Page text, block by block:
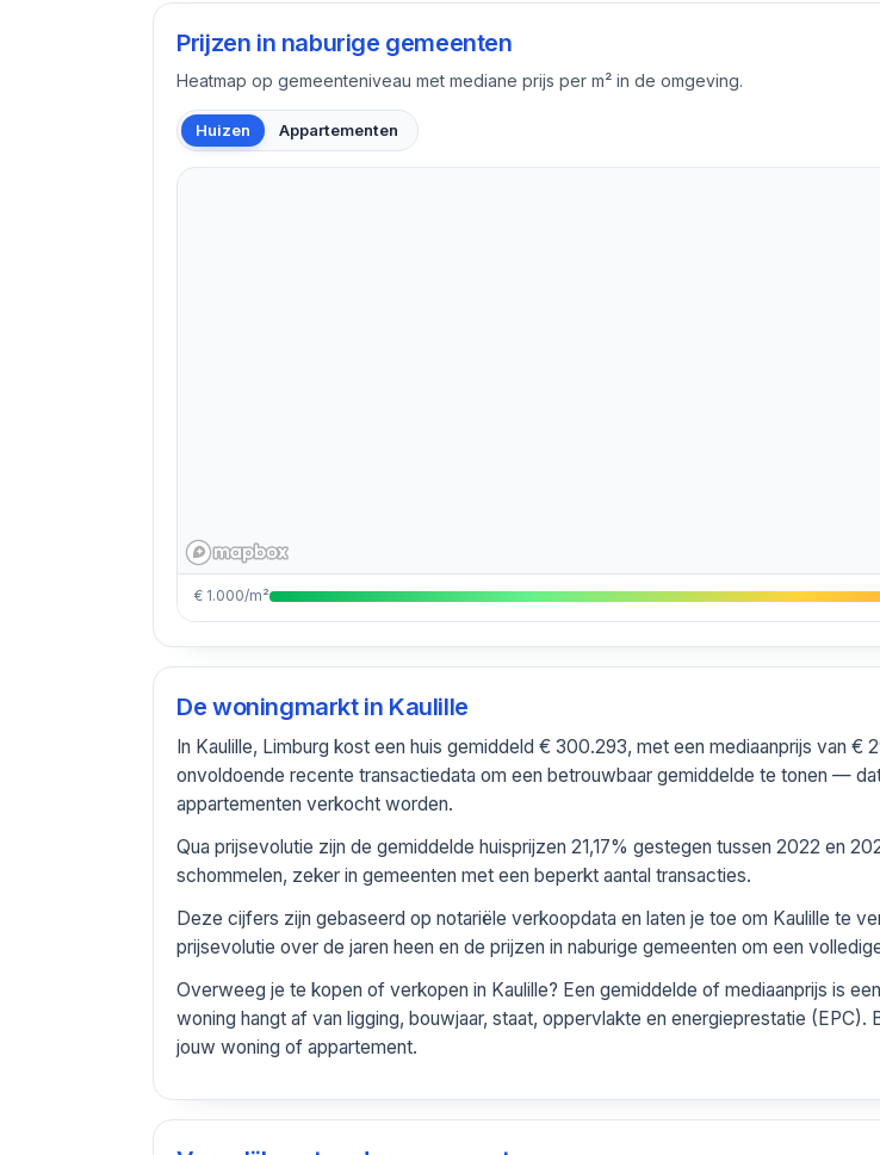
Prijzen in naburige gemeenten
Heatmap op gemeenteniveau met mediane prijs per m² in de omgeving.
Huizen Appartementen
€ 1.000/m²
De woningmarkt in Kaulille
In Kaulille, Limburg kost een huis gemiddeld € 300.293, met een mediaanprijs van €
onvoldoende recente transactiedata om een betrouwbaar gemiddelde te tonen —
appartementen verkocht worden.
Qua prijsevolutie zijn de gemiddelde huisprijzen 21,17% gestegen tussen 2022 en
schommelen, zeker in gemeenten met een beperkt aantal transacties.
Deze cijfers zijn gebaseerd op notariële verkoopdata en laten je toe om Kaulille te
prijsevolutie over de jaren heen en de prijzen in naburige gemeenten om een
Overweeg je te kopen of verkopen in Kaulille? Een gemiddelde of mediaanprijs is
woning hangt af van ligging, bouwjaar, staat, oppervlakte en energieprestatie
jouw woning of appartement.